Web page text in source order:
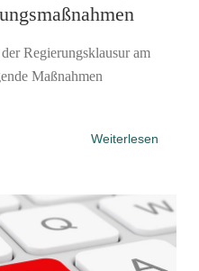
Regierungsklausur am
Maßnahmen
Weiterlesen